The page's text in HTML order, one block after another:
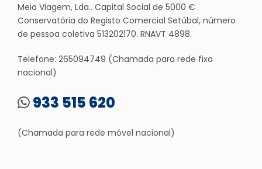
Meia Viagem, Lda.. Capital Social de 5000 €
Conservatória do Registo Comercial Setúbal, número
de pessoa coletiva 513202170. RNAVT 4898.
Telefone: 265094749 (Chamada para rede fixa
nacional)
933 515 620
(Chamada para rede móvel nacional)